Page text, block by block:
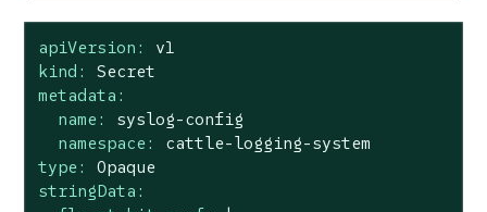
apiVersion:
v1
kind:
Secret
metadata:
name:
syslog-config
namespace:
cattle-logging-system
type:
Opaque
stringData: